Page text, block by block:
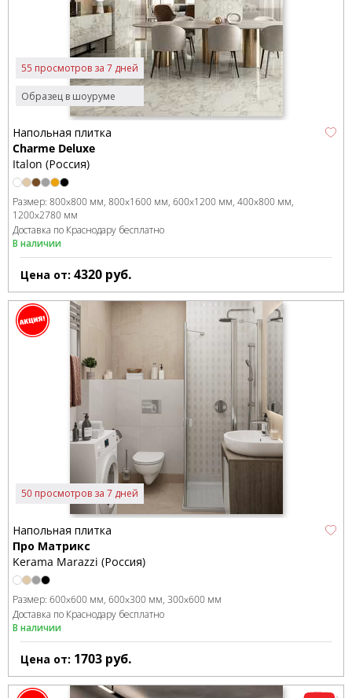
Образец в шоуруме
55 просмотров за 7 дней
Напольная плитка
Charme Deluxe
Italon (Россия)
Размер: 800x800 мм 800x1600 мм 600x1200 мм 400x800 мм
1200x2780 мм
Доставка по Краснодару бесплатно
В наличии
Цена от: 4320 руб.
50 просмотров за 7 дней
Напольная плитка
Про Матрикс
Kerama Marazzi (Россия)
Размер: 600x600 мм 600x300 мм 300x600 мм
Доставка по Краснодару бесплатно
В наличии
Цена от: 1703 руб.